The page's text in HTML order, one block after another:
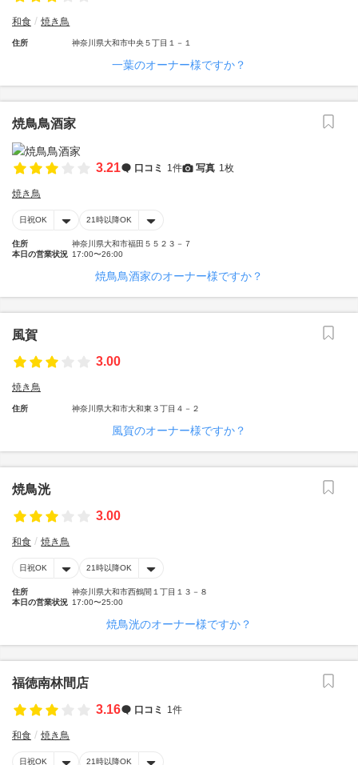
和食 焼き鳥
住所 神奈川県大和市中央５丁目１－１
一葉のオーナー様ですか？
焼鳥鳥酒家
3.21 口コミ 1件 写真 1枚
焼き鳥
日祝OK 21時以降OK
住所
神奈川県大和市福田５５２３－７
本日の営業状況 17:00〜26:00
焼鳥鳥酒家のオーナー様ですか？
風賀
3.00
焼き鳥
住所 神奈川県大和市大和東３丁目４－２
風賀のオーナー様ですか？
焼鳥洸
3.00
和食 焼き鳥
日祝OK 21時以降OK
住所
神奈川県大和市西鶴間１丁目１３－８
本日の営業状況 17:00〜25:00
焼鳥洸のオーナー様ですか？
福徳南林間店
3.16
口コミ 1件
和食 焼き鳥
日祝OK 21時以降OK